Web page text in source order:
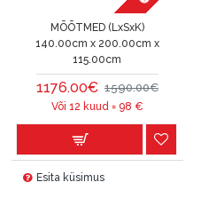
MÕÕTMED (LxSxK)
140.00cm x 200.00cm x
115.00cm
1176.00€ 1590.00€
Või 12 kuud = 98 €
Esita küsimus